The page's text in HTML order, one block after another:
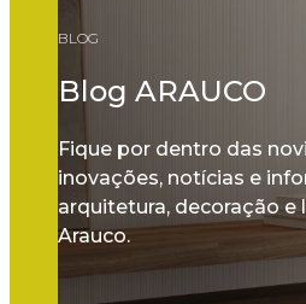
BLOG
Blog ARAUCO
Fique por dentro das
inovações, notícias e
arquitetura, decoração e
Arauco.